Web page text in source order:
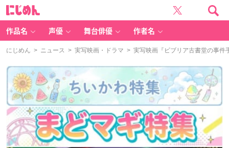
作品名 声優 舞台俳優 作者名
にじめん > ニュース > 実写映画・ドラマ > 実写映画『ビブリア古書堂の事件